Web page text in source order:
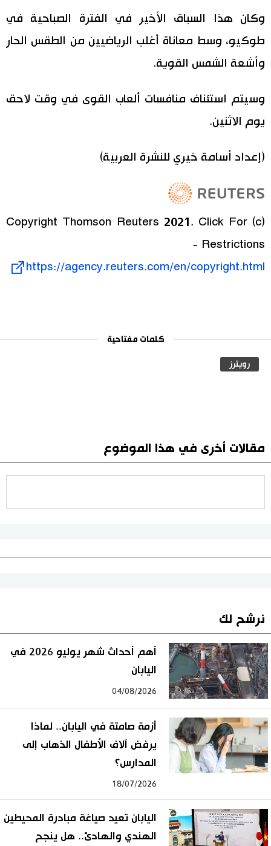
وكان هذا السباق الأخير في الفترة الصباحية في
طوكيو، وسط معاناة أغلب الرياضيين من الطقس الحار
وأشعة الشمس القوية.
وسيتم استئناف منافسات ألعاب القوى في وقت لاحق
يوم الاثنين.
(إعداد أسامة خيري للنشرة العربية)
(c) Copyright Thomson Reuters 2021. Click For
Restrictions -
https://agency.reuters.com/en/copyright.html
كلمات مفتاحية
رويترز
مقالات أخرى في هذا الموضوع
نرشح لك
أهم أحداث شهر يوليو 2026 في
اليابان
04/08/2026
أزمة صامتة في اليابان.. لماذا
يرفض آلاف الأطفال الذهاب إلى
المدارس؟
18/07/2026
اليابان تعيد صياغة مبادرة المحيطين
الهندي والهادئ.. هل ينجح